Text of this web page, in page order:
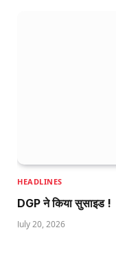
HEADLINES
DGP ने किया सुसाइड !
July 20, 2026